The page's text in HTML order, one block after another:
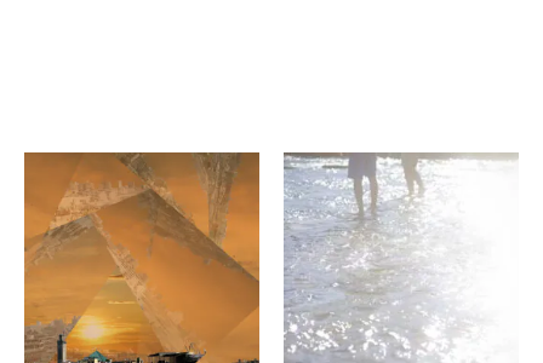
谷井ひろ子
それぞれの時間軸
ギャラリー16
下坂厚
記憶とつなぐ
photo atelier＆gallery
雫